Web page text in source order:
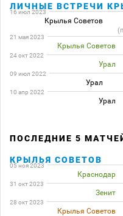
ЛИЧНЫЕ ВСТРЕЧИ
16 июл 2023
Крылья Советов
21 мая 2023
Крылья Советов
24 окт 2022
Урал
09 июл 2022
Урал
10 апр 2022
Урал
ПОСЛЕДНИЕ 5
КРЫЛЬЯ СОВЕТОВ
05 ноя 2023
Краснодар
31 окт 2023
Зенит
28 окт 2023
Крылья Советов